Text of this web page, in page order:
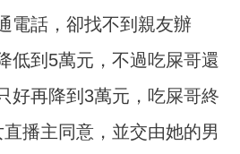
電話，卻找不到親友辦
低到5萬元，不過吃屎哥還
好再降到3萬元，吃屎哥終
播主同意，並交由她的男